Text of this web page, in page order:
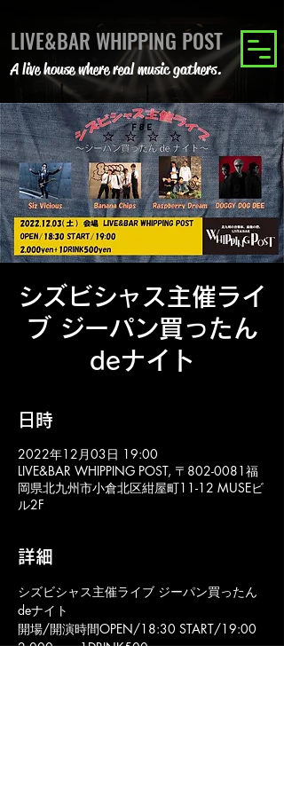
LIVE&BAR WHIPPING POST
A live house where real music gathers.
シズビシャス主催ライ
ブ ジーパン買ったん
deナイト
日時
2022年12月03日 19:00
LIVE&BAR WHIPPING POST, 〒802-0081福
岡県北九州市小倉北区紺屋町11-12 MUSEビ
ル2F
詳細
シズビシャス主催ライブ ジーパン買ったん
deナイト
開場/開演時間OPEN/18:30 START/19:00
2,000yen+1DRINK500yen